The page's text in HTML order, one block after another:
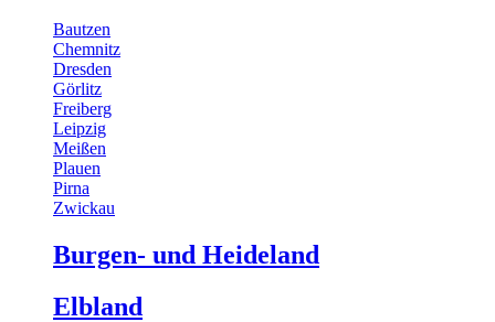
Bautzen
Chemnitz
Dresden
Görlitz
Freiberg
Leipzig
Meißen
Plauen
Pirna
Zwickau
Burgen- und Heideland
Elbland